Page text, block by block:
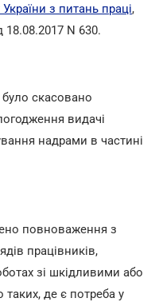
з питань праці,
N 630.
скасовано
видачі
надрами в частині
повноваження з
працівників,
зі шкідливими або
де є потреба у